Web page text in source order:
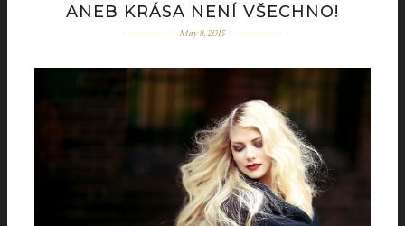
ANEB KRÁSA NENÍ VŠECHNO!
May 8, 2015